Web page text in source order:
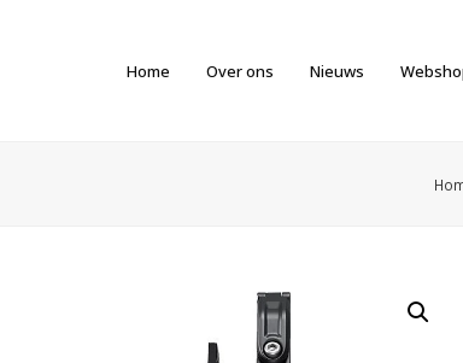
Home Over ons Nieuws